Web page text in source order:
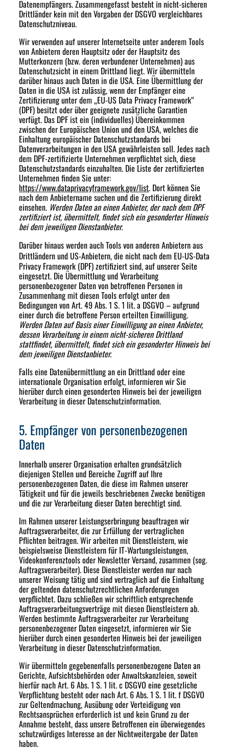
Datenempfängers. Zusammengefasst besteht in nicht-sicheren
Drittländer kein mit den Vorgaben der DSGVO vergleichbares
Datenschutzniveau.
Wir verwenden auf unserer Internetseite unter anderem Tools
von Anbietern deren Hauptsitz oder der Hauptsitz des
Mutterkonzern (bzw. deren verbundener Unternehmen) aus
Datenschutzsicht in einem Drittland liegt. Wir übermitteln
darüber hinaus auch Daten in die USA. Eine Übermittlung der
Daten in die USA ist zulässig, wenn der Empfänger eine
Zertifizierung unter dem „EU-US Data Privacy Framework“
(DPF) besitzt oder über geeignete zusätzliche Garantien
verfügt. Das DPF ist ein (individuelles) Übereinkommen
zwischen der Europäischen Union und den USA, welches die
Einhaltung europäischer Datenschutzstandards bei
Datenverarbeitungen in den USA gewährleisten soll. Jedes nach
dem DPF-zertifizierte Unternehmen verpflichtet sich, diese
Datenschutzstandards einzuhalten. Die Liste der zertifizierten
Unternehmen finden Sie unter:
https://www.dataprivacyframework.gov/list. Dort können Sie
nach dem Anbietername suchen und die Zertifizierung direkt
einsehen. Werden Daten an einen Anbieter, der nach dem DPF
zertifiziert ist, übermittelt, findet sich ein gesonderter Hinweis
bei dem jeweiligen Dienstanbieter.
Darüber hinaus werden auch Tools vonanderen Anbietern aus
Drittländern undUS-Anbietern, die nicht nach dem EU-US-Data
Privacy Framework (DPF) zertifiziert sind, auf unserer Seite
eingesetzt. Die Übermittlung und Verarbeitung
personenbezogener Daten von betroffenen Personen in
Zusammenhang mit diesen Tools erfolgt unter den
Bedingungen von Art. 49 Abs. 1 S. 1 lit. a DSGVO – aufgrund
einer durch die betroffene Person erteilten Einwilligung.
Werden Daten auf Basis einer Einwilligung an einen Anbieter,
dessen Verarbeitung in einem nicht-sicheren Drittland
stattfindet, übermittelt, findet sich ein gesonderter Hinweis bei
dem jeweiligen Dienstanbieter.
Falls eine Datenübermittlung an ein Drittland oder eine
internationale Organisation erfolgt, informieren wir Sie
hierüber durch einen gesonderten Hinweis bei der jeweiligen
Verarbeitung in dieser Datenschutzinformation.
5. Empfänger von personenbezogenen
Daten
Innerhalb unserer Organisation erhalten grundsätzlich
diejenigen Stellen und Bereiche Zugriff auf Ihre
personenbezogenen Daten, die diese im Rahmen unserer
Tätigkeit und für die jeweils beschriebenen Zwecke benötigen
und die zur Verarbeitung dieser Daten berechtigt sind.
Im Rahmen unserer Leistungserbringung beauftragen wir
Auftragsverarbeiter, die zur Erfüllung der vertraglichen
Pflichten beitragen. Wir arbeiten mit Dienstleistern, wie
beispielsweise Dienstleistern für IT-Wartungsleistungen,
Videokonferenztools oder Newsletter Versand, zusammen (sog.
Auftragsverarbeiter). Diese Dienstleister werden nur nach
unserer Weisung tätig und sind vertraglich auf die Einhaltung
der geltenden datenschutzrechtlichen Anforderungen
verpflichtet. Dazu schließen wir schriftlich entsprechende
Auftragsverarbeitungsverträge mit diesen Dienstleistern ab.
Werden bestimmte Auftragsverarbeiter zur Verarbeitung
personenbezogener Daten eingesetzt, informieren wir Sie
hierüber durch einen gesonderten Hinweis bei der jeweiligen
Verarbeitung in dieser Datenschutzinformation.
Wir übermitteln gegebenenfalls personenbezogene Daten an
Gerichte, Aufsichtsbehörden oder Anwaltskanzleien, soweit
hierfür nach Art. 6 Abs. 1 S. 1 lit. c DSGVO eine gesetzliche
Verpflichtung besteht oder nach Art. 6 Abs. 1 S. 1 lit. f DSGVO
zur Geltendmachung, Ausübung oder Verteidigung von
Rechtsansprüchen erforderlich ist und kein Grund zu der
Annahme besteht, dass unsere Betroffenen ein überwiegendes
schutzwürdiges Interesse an der Nichtweitergabe der Daten
haben.